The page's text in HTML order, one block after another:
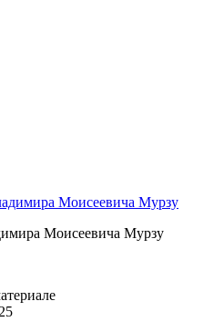
Моисеевича Мурзу